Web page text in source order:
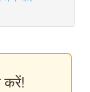
करें!